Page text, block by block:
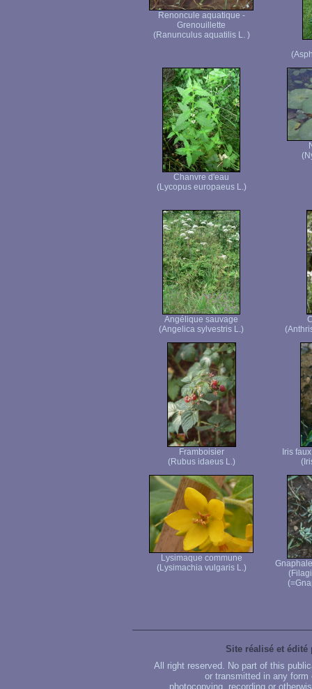
Renoncule aquatique -
Grenouillette
(Ranunculus aquatilis L. )
Chanvre d'eau
(Lycopus europaeus L.)
Angélique sauvage
(Angelica sylvestris L.)
Framboisier
(Rubus idaeus L.)
Iris
Lysimaque commune
(Lysimachia vulgaris L.)
Site réalisé et édité
All right reserved. No part of this
or transmitted in any
photocopying, recording or